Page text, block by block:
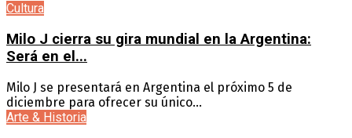
Cultura
Milo J cierra su gira mundial en la Argentina:
Será en el...
Milo J se presentará en Argentina el próximo 5 de
diciembre para ofrecer su único...
Arte & Historia